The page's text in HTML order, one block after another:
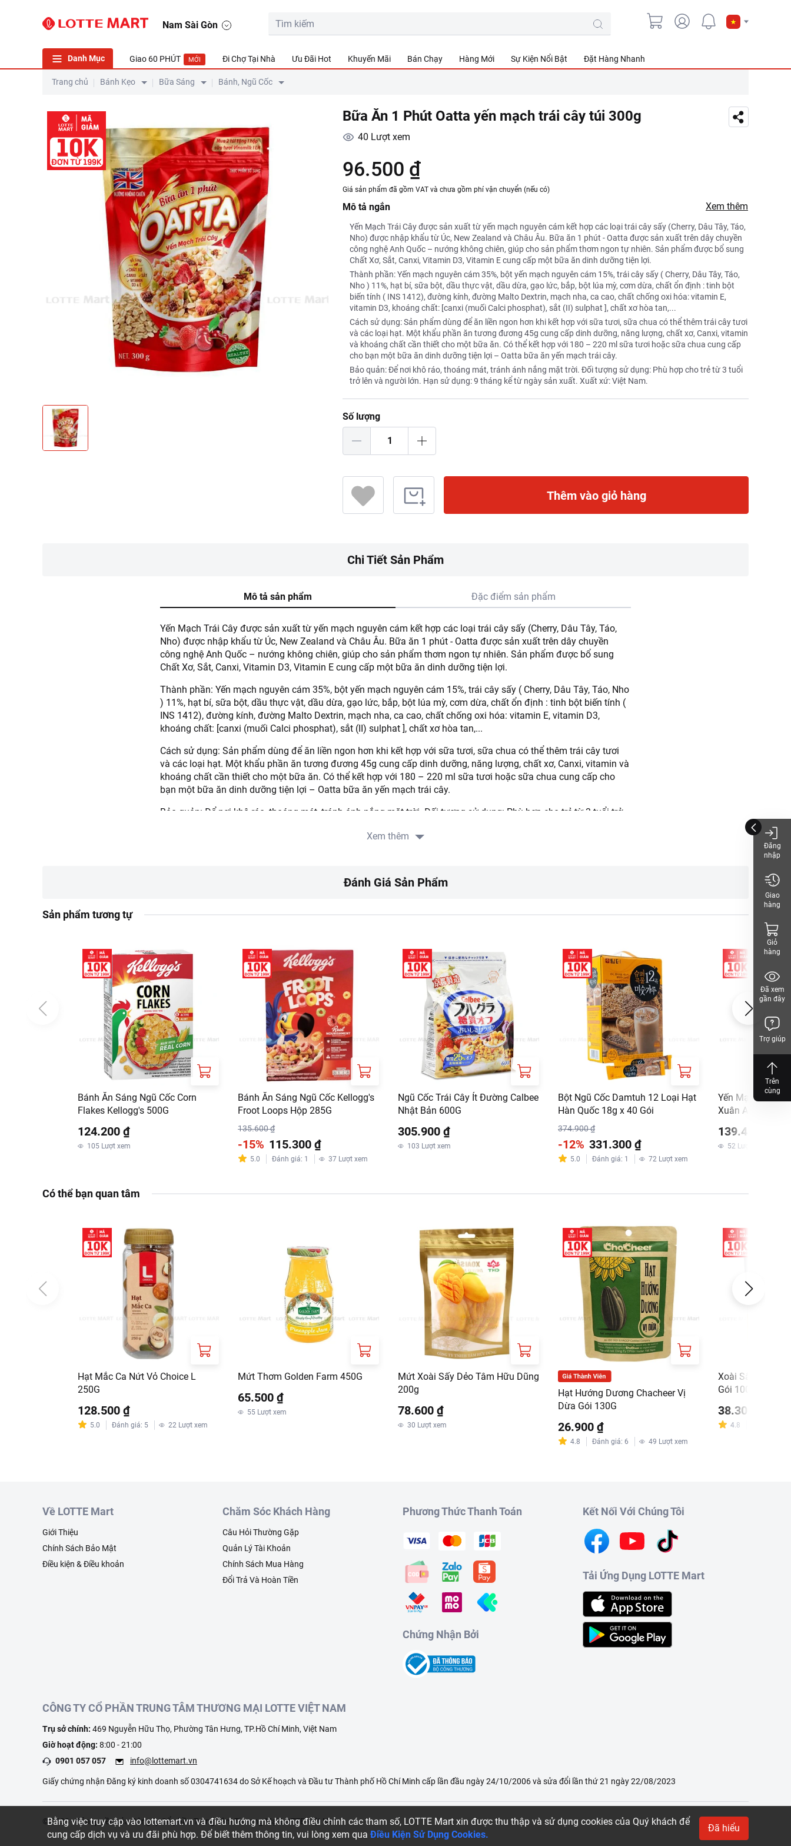
Nam Sài Gòn
Danh Mục Giao 60 PHÚT MỚI Đi Chợ Tại Nhà Ưu Đãi Hot Khuyến Mãi Bán Chạy Hàng Mới Sự Kiện Nổi Bật Đặt Hàng Nhanh
Trang chủ Bánh Kẹo Bữa Sáng Bánh, Ngũ Cốc
Bữa Ăn 1 Phút Oatta yến mạch trái cây túi 300g
40 Lượt xem
96.500 ₫
Giá sản phẩm đã gồm VAT và chưa gồm phí vận chuyển (nếu có)
Mô tả ngắn Xem thêm
Yến Mạch Trái Cây được sản xuất từ yến mạch nguyên cám kết hợp các loại trái cây sấy (Cherry, Dâu Tây, Táo,
Nho) được nhập khẩu từ Úc, New Zealand và Châu Âu. Bữa ăn 1 phút - Oatta được sản xuất trên dây chuyền
công nghệ Anh Quốc – nướng không chiên, giúp cho sản phẩm thơm ngon tự nhiên. Sản phẩm được bổ sung
Chất Xơ, Sắt, Canxi, Vitamin D3, Vitamin E cung cấp một bữa ăn dinh dưỡng tiện lợi.
Thành phần: Yến mạch nguyên cám 35%, bột yến mạch nguyên cám 15%, trái cây sấy ( Cherry, Dâu Tây, Táo,
Nho ) 11%, hạt bí, sữa bột, dầu thực vật, dầu dừa, gạo lức, bắp, bột lúa mỳ, cơm dừa, chất ổn định : tinh bột
biến tính ( INS 1412), đường kính, đường Malto Dextrin, mạch nha, ca cao, chất chống oxi hóa: vitamin E,
vitamin D3, khoáng chất: [canxi (muối Calci phosphat), sắt (II) sulphat ], chất xơ hòa tan,...
Cách sử dụng: Sản phẩm dùng để ăn liền ngon hơn khi kết hợp với sữa tươi, sữa chua có thể thêm trái cây tươi
và các loại hạt. Một khẩu phần ăn tương đương 45g cung cấp dinh dưỡng, năng lượng, chất xơ, Canxi, vitamin
và khoáng chất cần thiết cho một bữa ăn. Có thể kết hợp với 180 – 220 ml sữa tươi hoặc sữa chua cung cấp
cho bạn một bữa ăn dinh dưỡng tiện lợi – Oatta bữa ăn yến mạch trái cây.
Bảo quản: Để nơi khô ráo, thoáng mát, tránh ánh nắng mặt trời. Đối tượng sử dụng: Phù hợp cho trẻ từ 3 tuổi
trở lên và người lớn. Hạn sử dụng: 9 tháng kể từ ngày sản xuất. Xuất xứ: Việt Nam.
Số lượng
Thêm vào giỏ hàng
Chi Tiết Sản Phẩm
Mô tả sản phẩm Đặc điểm sản phẩm
Yến Mạch Trái Cây được sản xuất từ yến mạch nguyên cám kết hợp các loại trái cây sấy (Cherry, Dâu Tây, Táo,
Nho) được nhập khẩu từ Úc, New Zealand và Châu Âu. Bữa ăn 1 phút - Oatta được sản xuất trên dây chuyền
công nghệ Anh Quốc – nướng không chiên, giúp cho sản phẩm thơm ngon tự nhiên. Sản phẩm được bổ sung
Chất Xơ, Sắt, Canxi, Vitamin D3, Vitamin E cung cấp một bữa ăn dinh dưỡng tiện lợi.
Thành phần: Yến mạch nguyên cám 35%, bột yến mạch nguyên cám 15%, trái cây sấy ( Cherry, Dâu Tây, Táo, Nho
) 11%, hạt bí, sữa bột, dầu thực vật, dầu dừa, gạo lức, bắp, bột lúa mỳ, cơm dừa, chất ổn định : tinh bột biến tính (
INS 1412), đường kính, đường Malto Dextrin, mạch nha, ca cao, chất chống oxi hóa: vitamin E, vitamin D3,
khoáng chất: [canxi (muối Calci phosphat), sắt (II) sulphat ], chất xơ hòa tan,...
Cách sử dụng: Sản phẩm dùng để ăn liền ngon hơn khi kết hợp với sữa tươi, sữa chua có thể thêm trái cây tươi
và các loại hạt. Một khẩu phần ăn tương đương 45g cung cấp dinh dưỡng, năng lượng, chất xơ, Canxi, vitamin và
khoáng chất cần thiết cho một bữa ăn. Có thể kết hợp với 180 – 220 ml sữa tươi hoặc sữa chua cung cấp cho
bạn một bữa ăn dinh dưỡng tiện lợi – Oatta bữa ăn yến mạch trái cây.
Bảo quản: Để nơi khô ráo, thoáng mát, tránh ánh nắng mặt trời. Đối tượng sử dụng: Phù hợp cho trẻ từ 3 tuổi trở
https://www.lottemart.vn/vi-nsg/faq/39
Xem thêm
Đánh Giá Sản Phẩm
Sản phẩm tương tự
Bánh Ăn Sáng Ngũ Cốc Corn
Flakes Kellogg's 500G
124.200 ₫
105 Lượt xem
Bánh Ăn Sáng Ngũ Cốc Kellogg's
Froot Loops Hộp 285G
135.600 ₫
-15% 115.300 ₫
5.0 Đánh giá: 1 37 Lượt xem
Ngũ Cốc Trái Cây Ít Đường Calbee
Nhật Bản 600G
305.900 ₫
103 Lượt xem
Bột Ngũ Cốc Damtuh 12 Loại Hạt
Hàn Quốc 18g x 40 Gói
374.900 ₫
-12% 331.300 ₫
5.0 Đánh giá: 1 72 Lượt xem
Yến Mạch
Xuân An 800G
139.400 ₫
52 Lượt xem
Có thể bạn quan tâm
Hạt Mắc Ca Nứt Vỏ Choice L
250G
128.500 ₫
5.0 Đánh giá: 5 22 Lượt xem
Mứt Thơm Golden Farm 450G
65.500 ₫
55 Lượt xem
Mứt Xoài Sấy Dẻo Tâm Hữu Dũng
200g
78.600 ₫
30 Lượt xem
Hạt Hướng Dương Chacheer Vị
Dừa Gói 130G
26.900 ₫
4.8 Đánh giá: 6 49 Lượt xem
Xoài Sấy Dẻo
Gói 100G
38.300 ₫
4.8
Về LOTTE Mart
Giới Thiệu
Chính Sách Bảo Mật
Điều kiện & Điều khoản
Chăm Sóc Khách Hàng
Câu Hỏi Thường Gặp
Quản Lý Tài Khoản
Chính Sách Mua Hàng
Đổi Trả Và Hoàn Tiền
Phương Thức Thanh Toán
Chứng Nhận Bởi
Kết Nối Với Chúng Tôi
Tải Ứng Dụng LOTTE Mart
CÔNG TY CỔ PHẦN TRUNG TÂM THƯƠNG MẠI LOTTE VIỆT NAM
Trụ sở chính: 469 Nguyễn Hữu Thọ, Phường Tân Hưng, TP.Hồ Chí Minh, Việt Nam
Giờ hoạt động: 8:00 - 21:00
0901 057 057
info@lottemart.vn
Giấy chứng nhận Đăng ký kinh doanh số 0304741634 do Sở Kế hoạch và Đầu tư Thành phố Hồ Chí Minh cấp lần đầu ngày 24/10/2006 và sửa đổi lần thứ 21 ngày 22/08/2023
© 2023 - Bản quyền của Công ty Cổ phần Trung Tâm Thương Mại LOTTE Việt Nam
Đăng
nhập
Giao
hàng
Giỏ
hàng
Đã xem
gần đây
Trợ giúp
Trên
cùng
Bằng việc truy cập vào lottemart.vn và điều hướng mà không điều chỉnh các tham số, LOTTE Mart xin được thu thập và sử dụng cookies của Quý khách để
cung cấp dịch vụ và ưu đãi phù hợp. Để biết thêm thông tin, vui lòng xem quaĐiều Kiện Sử Dụng Cookies.
Đã hiểu